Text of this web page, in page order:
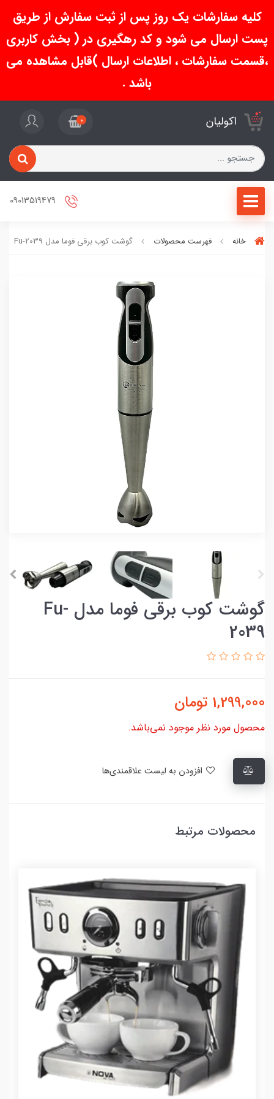
کلیه سفارشات یک روز پس از ثبت سفارش از طریق
پست ارسال می شود و کد رهگیری در ( بخش کاربری
،قسمت سفارشات ، اطلاعات ارسال )قابل مشاهده می
باشد .
اکولیان 0
خانه فهرست محصولات گوشت کوب برقی فوما مدل Fu-2039
گوشت کوب برقی فوما مدل Fu-
2039
1,299,000 تومان
محصول مورد نظر موجود نمی‌باشد.
محصولات مرتبط